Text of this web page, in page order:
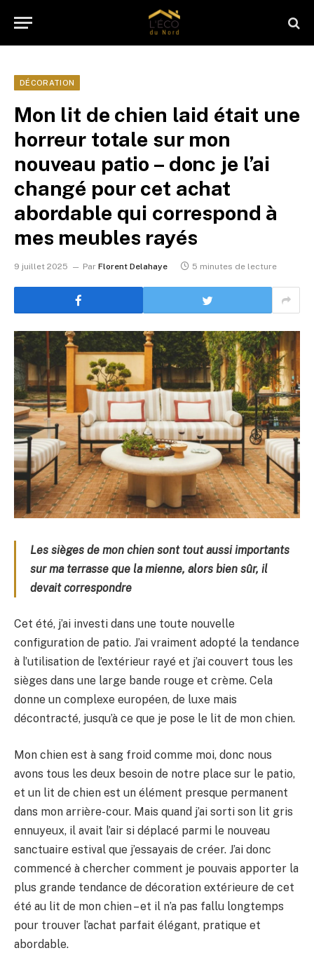
DÉCORATION
Mon lit de chien laid était une
horreur totale sur mon
nouveau patio – donc je l’ai
changé pour cet achat
abordable qui correspond à
mes meubles rayés
9 juillet 2025 Par Florent Delahaye 5 minutes de lecture
Les sièges de mon chien sont tout aussi importants
sur ma terrasse que la mienne, alors bien sûr, il
devait correspondre
Cet été, j’ai investi dans une toute nouvelle
configuration de patio. J’ai vraiment adopté la tendance
à l’utilisation de l’extérieur rayé et j’ai couvert tous les
sièges dans une large bande rouge et crème. Cela
donne un complexe européen, de luxe mais
décontracté, jusqu’à ce que je pose le lit de mon chien.
Mon chien est à sang froid comme moi, donc nous
avons tous les deux besoin de notre place sur le patio,
et un lit de chien est un élément presque permanent
dans mon arrière-cour. Mais quand j’ai sorti son lit gris
ennuyeux, il avait l’air si déplacé parmi le nouveau
sanctuaire estival que j’essayais de créer. J’ai donc
commencé à chercher comment je pouvais apporter la
plus grande tendance de décoration extérieure de cet
été au lit de mon chien – et il n’a pas fallu longtemps
pour trouver l’achat parfait élégant, pratique et
abordable.